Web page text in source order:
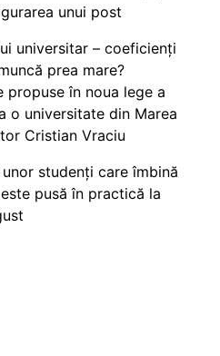
unui post
universitar – coeficienți
prea mare?
propuse în noua lege a
o universitate din Marea
Cristian Vraciu
studenți care îmbină
pusă în practică la